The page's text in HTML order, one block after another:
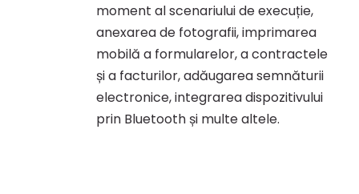
moment al scenariului de execuție,
anexarea de fotografii, imprimarea
mobilă a formularelor, a contractele
și a facturilor, adăugarea semnăturii
electronice, integrarea dispozitivului
prin Bluetooth și multe altele.